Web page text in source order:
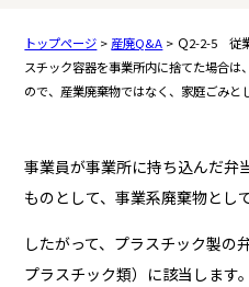
トップページ > 産廃Q&A > Ｑ2-2-5 従
スチック容器を事業所内に捨てた場合は
ので、産業廃棄物ではなく、家庭ごみと
事業員が事業所に持ち込んだ弁
ものとして、事業系廃棄物とし
したがって、プラスチック製の
プラスチック類）に該当します。